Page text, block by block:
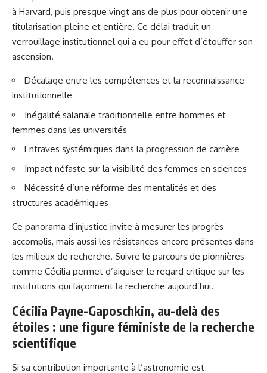
à Harvard, puis presque vingt ans de plus pour obtenir une
titularisation pleine et entière. Ce délai traduit un
verrouillage institutionnel qui a eu pour effet d’étouffer son
ascension.
Décalage entre les compétences et la reconnaissance
institutionnelle
Inégalité salariale traditionnelle entre hommes et
femmes dans les universités
Entraves systémiques dans la progression de carrière
Impact néfaste sur la visibilité des femmes en sciences
Nécessité d’une réforme des mentalités et des
structures académiques
Ce panorama d’injustice invite à mesurer les progrès
accomplis, mais aussi les résistances encore présentes dans
les milieux de recherche. Suivre le parcours de pionnières
comme Cécilia permet d’aiguiser le regard critique sur les
institutions qui façonnent la recherche aujourd’hui.
Cécilia Payne-Gaposchkin, au-delà des
étoiles : une figure féministe de la recherche
scientifique
Si sa contribution importante à l’astronomie est